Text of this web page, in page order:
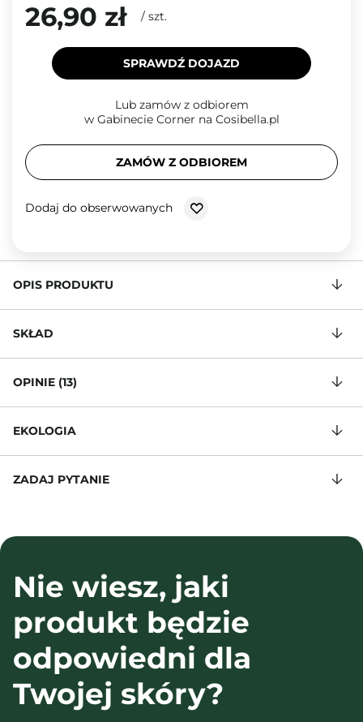
26,90 zł / szt.
SPRAWDŹ DOJAZD
Lub zamów z odbiorem
w Gabinecie Corner na Cosibella.pl
ZAMÓW Z ODBIOREM
Dodaj do obserwowanych
OPIS PRODUKTU
SKŁAD
OPINIE (13)
EKOLOGIA
ZADAJ PYTANIE
Nie wiesz, jaki
produkt będzie
odpowiedni dla
Twojej skóry?